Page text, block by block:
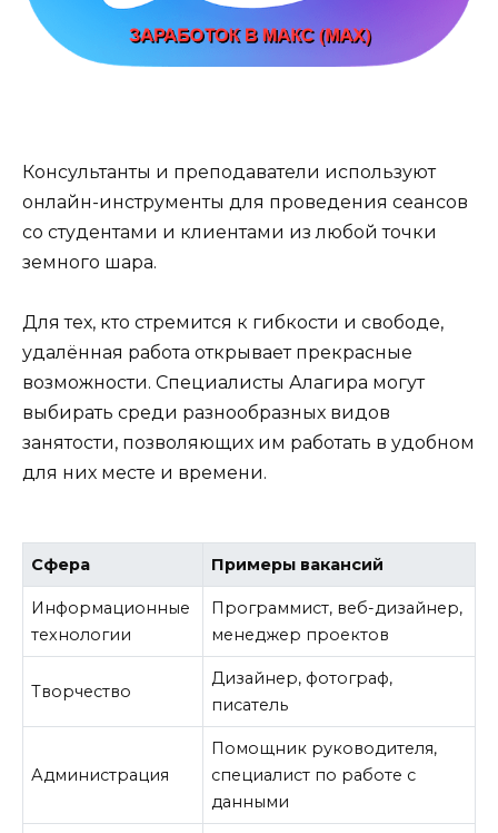
Консультанты и преподаватели используют
онлайн-инструменты для проведения сеансов
со студентами и клиентами из любой точки
земного шара.
Для тех, кто стремится к гибкости и свободе,
удалённая работа открывает прекрасные
возможности. Специалисты Алагира могут
выбирать среди разнообразных видов
занятости, позволяющих им работать в удобном
для них месте и времени.
Сфера Примеры вакансий
Информационные
технологии
Программист, веб-дизайнер,
менеджер проектов
Творчество
Дизайнер, фотограф,
писатель
Администрация
Помощник руководителя,
специалист по работе с
данными